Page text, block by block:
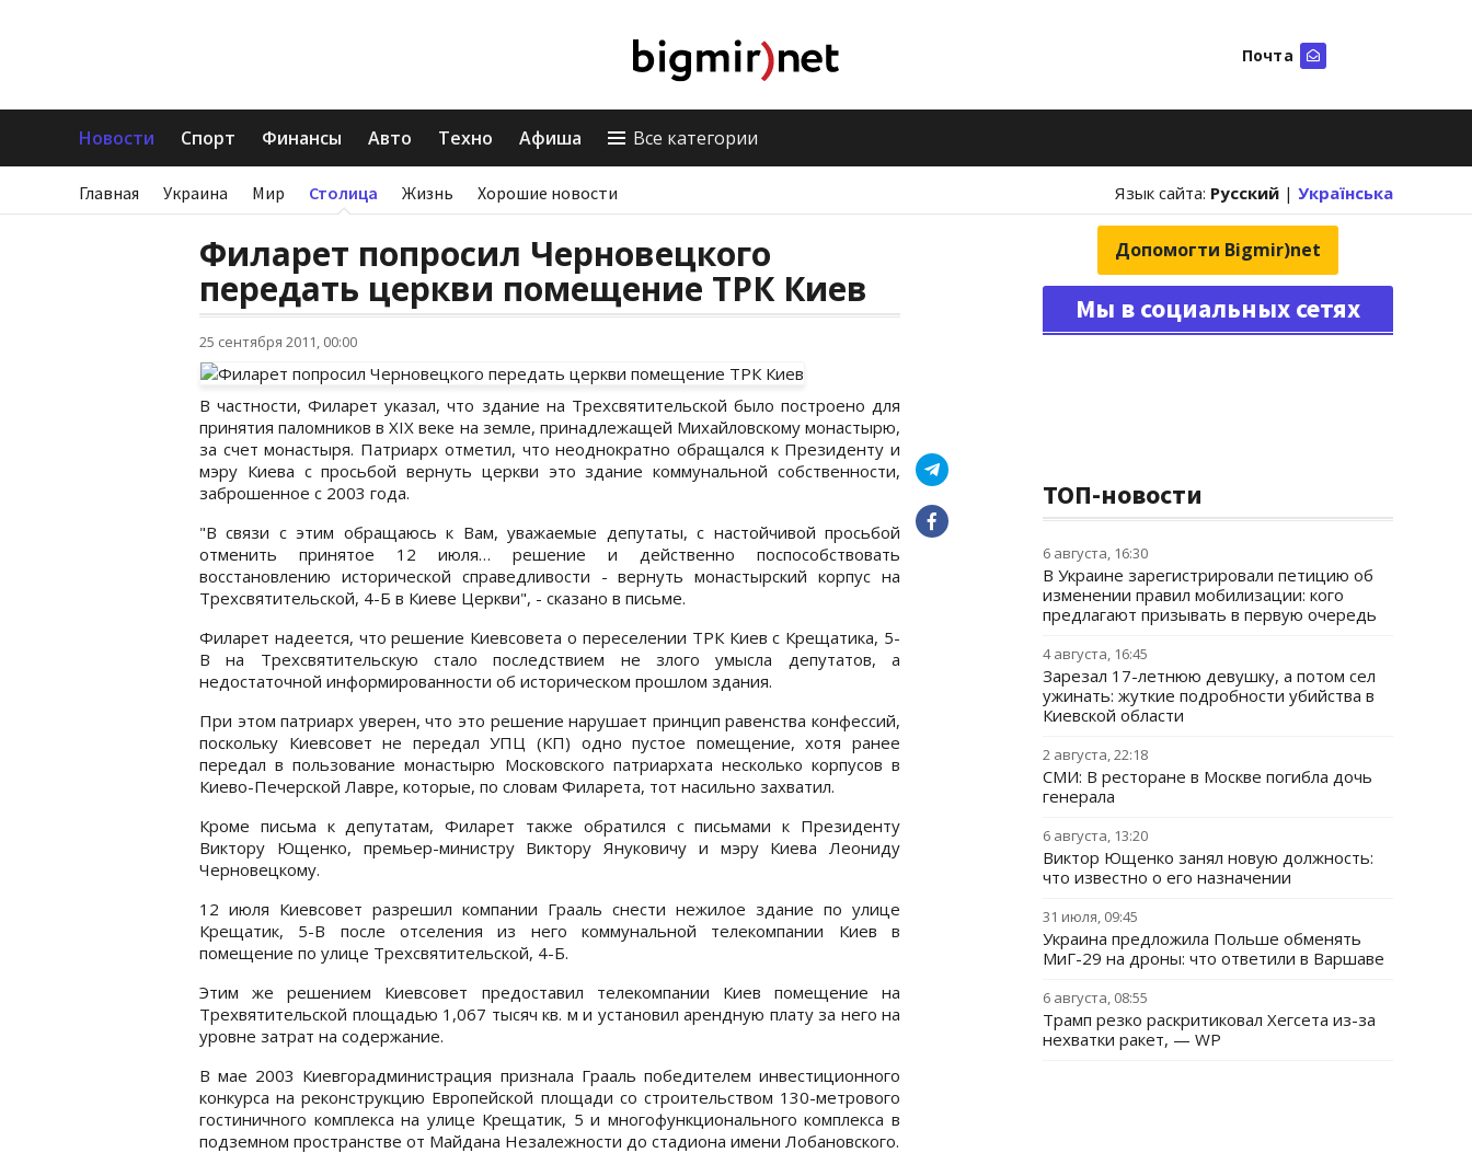
Почта
Новости Спорт Финансы Авто Техно Афиша Все категории
Главная Украина Мир Столица Жизнь Хорошие новости Язык сайта: Русский | Українська
Филарет попросил Черновецкого
передать церкви помещение ТРК Киев
25 сентября 2011, 00:00
В частности, Филарет указал, что здание на Трехсвятительской было построено для
принятия паломников в XIX веке на земле, принадлежащей Михайловскому монастырю,
за счет монастыря. Патриарх отметил, что неоднократно обращался к Президенту и
мэру Киева с просьбой вернуть церкви это здание коммунальной собственности,
заброшенное с 2003 года.
"В связи с этим обращаюсь к Вам, уважаемые депутаты, с настойчивой просьбой
отменить принятое 12 июля… решение и действенно поспособствовать
восстановлению исторической справедливости - вернуть монастырский корпус на
Трехсвятительской, 4-Б в Киеве Церкви", - сказано в письме.
Филарет надеется, что решение Киевсовета о переселении ТРК Киев с Крещатика, 5-
В на Трехсвятительскую стало последствием не злого умысла депутатов, а
недостаточной информированности об историческом прошлом здания.
При этом патриарх уверен, что это решение нарушает принцип равенства конфессий,
поскольку Киевсовет не передал УПЦ (КП) одно пустое помещение, хотя ранее
передал в пользование монастырю Московского патриархата несколько корпусов в
Киево-Печерской Лавре, которые, по словам Филарета, тот насильно захватил.
Кроме письма к депутатам, Филарет также обратился с письмами к Президенту
Виктору Ющенко, премьер-министру Виктору Януковичу и мэру Киева Леониду
Черновецкому.
12 июля Киевсовет разрешил компании Грааль снести нежилое здание по улице
Крещатик, 5-В после отселения из него коммунальной телекомпании Киев в
помещение по улице Трехсвятительской, 4-Б.
Этим же решением Киевсовет предоставил телекомпании Киев помещение на
Трехвятительской площадью 1,067 тысяч кв. м и установил арендную плату за него на
уровне затрат на содержание.
В мае 2003 Киевгорадминистрация признала Грааль победителем инвестиционного
конкурса на реконструкцию Европейской площади со строительством 130-метрового
гостиничного комплекса на улице Крещатик, 5 и многофункционального комплекса в
подземном пространстве от Майдана Незалежности до стадиона имени Лобановского.
Допомогти Bigmir)net
Мы в социальных сетях
ТОП-новости
6 августа, 16:30
В Украине зарегистрировали петицию об
изменении правил мобилизации: кого
предлагают призывать в первую очередь
4 августа, 16:45
Зарезал 17-летнюю девушку, а потом сел
ужинать: жуткие подробности убийства в
Киевской области
2 августа, 22:18
СМИ: В ресторане в Москве погибла дочь
генерала
6 августа, 13:20
Виктор Ющенко занял новую должность:
что известно о его назначении
31 июля, 09:45
Украина предложила Польше обменять
МиГ-29 на дроны: что ответили в Варшаве
6 августа, 08:55
Трамп резко раскритиковал Хегсета из-за
нехватки ракет, — WP